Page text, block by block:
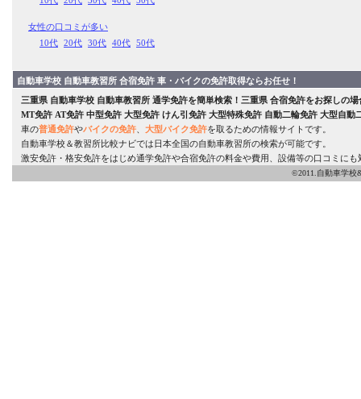
女性の口コミが多い
10代 20代 30代 40代 50代
自動車学校 自動車教習所 合宿免許 車・バイクの免許取得ならお任せ！
三重県 自動車学校 自動車教習所 通学免許を簡単検索！ 三重県 合宿免許をお探しの
MT免許 AT免許 中型免許 大型免許 けん引免許 大型特殊免許 自動二輪免許 大型自動
車の普通免許やバイクの免許 大型バイク免許を取るための情報サイトです。
自動車学校＆教習所比較ナビでは日本全国の自動車教習所の検索が可能です。
激安免許・格安免許をはじめ通学免許や合宿免許の料金や費用、設備等の口コミに
©2011.自動車学校